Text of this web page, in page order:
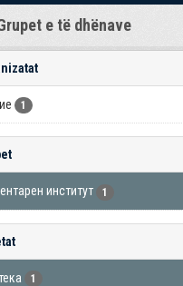
e të dhënave
1
институт 1
1